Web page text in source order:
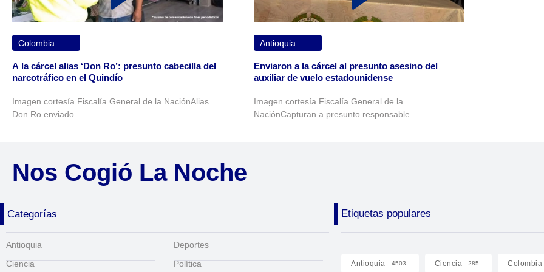
Colombia
A la cárcel alias ‘Don Ro’: presunto cabecilla del
narcotráfico en el Quindío
Imagen cortesía Fiscalía General de la NaciónAlias
Don Ro enviado
Antioquia
Enviaron a la cárcel al presunto asesino del
auxiliar de vuelo estadounidense
Imagen cortesía Fiscalía General de la
NaciónCapturan a presunto responsable
Nos Cogió La Noche
Categorías Etiquetas populares
Antioquia
Ciencia
Deportes
Política
Antioquia 4503 Ciencia 285 Colombia